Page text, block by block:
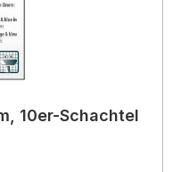
10er-Schachtel